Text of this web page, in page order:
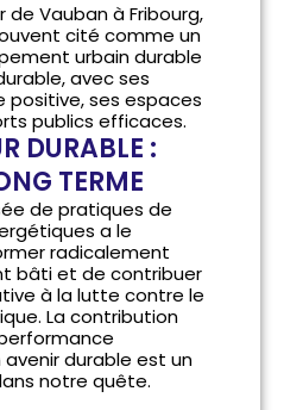
de Vauban à Fribourg,
cité comme un
urbain durable
avec ses
ses espaces
publics efficaces.
DURABLE :
TERME
de pratiques de
a le
radicalement
bâti et de contribuer
à la lutte contre le
La contribution
durable est un
notre quête.